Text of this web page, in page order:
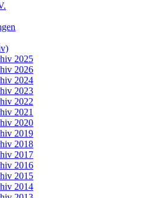
2025
2026
2024
2023
2022
2021
2020
2019
2018
2017
2016
2015
2014